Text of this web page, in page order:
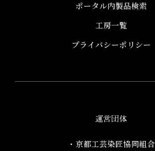
ポータル内製品検索
工房一覧
プライバシーポリシー
運営団体
・京都工芸染匠協同組合​